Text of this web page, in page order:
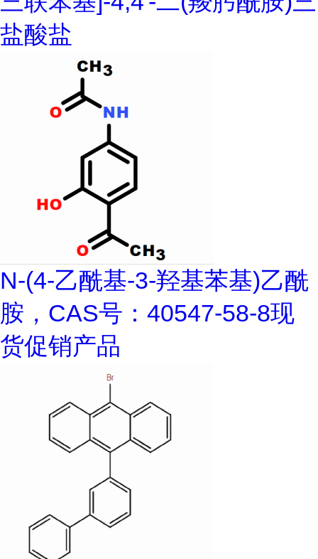
盐酸盐
N-(4-乙酰基-3-羟基苯基)乙酰
胺，CAS号：40547-58-8现
货促销产品